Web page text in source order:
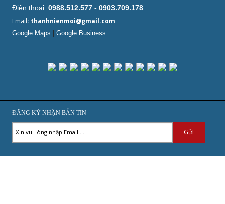
Điện thoại: 0988.512.577 - 0903.709.178
Email: thanhnienmoi@gmail.com
Google Maps Google Business
ĐĂNG KÝ NHẬN BẢN TIN